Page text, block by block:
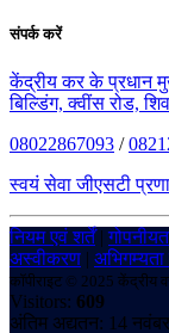
संपर्क करें
केंद्रीय कर के प्रधान
बिल्डिंग, क्वींस रोड,
08022867093 /
स्वयं सेवा जीएसटी
नियम एवं शर्तें|
अस्वीकरण |
कॉपीराइट © 2025 केंद्रीय
Visitors: 609
अंतिम अद्यतन: 14